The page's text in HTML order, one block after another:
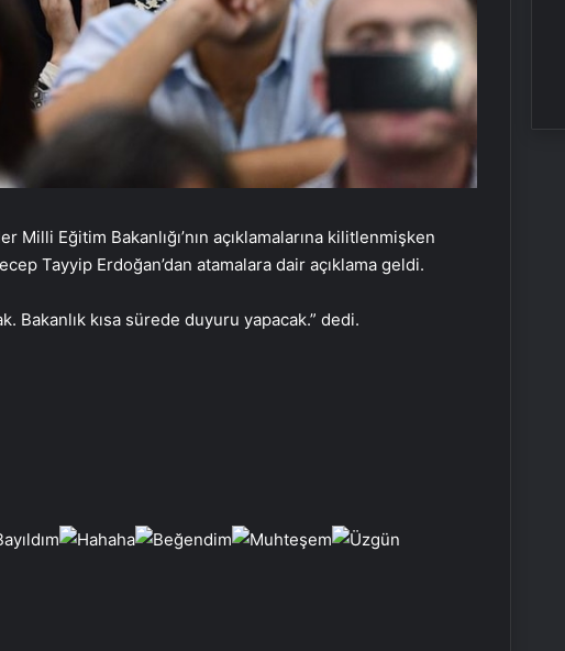
Milli Eğitim Bakanlığı’nın açıklamalarına kilitlenmişken
Tayyip Erdoğan’dan atamalara dair açıklama geldi.
Bakanlık kısa sürede duyuru yapacak.” dedi.
Victor Osimhen: Çok büyük bir karar
etmeye başlayacak